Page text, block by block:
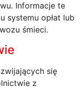
Informacje te
systemu opłat lub
śmieci.
się
z